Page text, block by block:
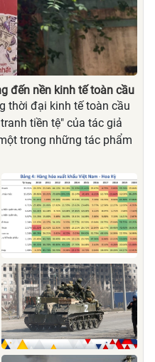
đến nền kinh tế toàn cầu
thời đại kinh tế toàn cầu
tiền tệ" của tác giả
trong những tác phẩm